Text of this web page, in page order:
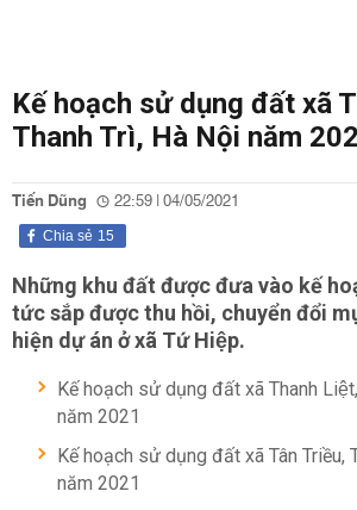
Kế hoạch sử dụng đất xã
Thanh Trì, Hà Nội năm
Tiến Dũng 22:59 | 04/05/2021
15
Chia sẻ
Những khu đất được đưa vào kế
tức sắp được thu hồi, chuyển đổi
hiện dự án ở xã Tứ Hiệp.
Kế hoạch sử dụng đất xã Thanh
năm 2021
Kế hoạch sử dụng đất xã Tân Triều,
năm 2021